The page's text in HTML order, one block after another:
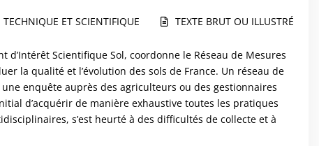
ET SCIENTIFIQUE TEXTE BRUT OU ILLUSTRÉ
d’Intérêt Scientifique Sol, coordonne le Réseau de Mesures
la qualité et l’évolution des sols de France. Un réseau de
enquête auprès des agriculteurs ou des gestionnaires
d’acquérir de manière exhaustive toutes les pratiques
s’est heurté à des difficultés de collecte et à